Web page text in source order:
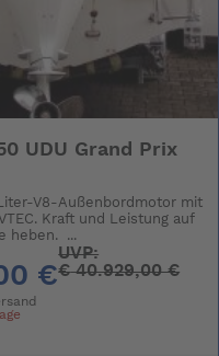
UDU Grand Prix
V8-Außenbordmotor mit
Kraft und Leistung auf
heben. ...
€
UVP:
€40.929,00 €